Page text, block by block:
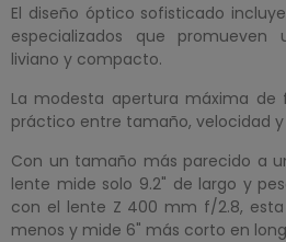
El diseño óptico sofisticado
especializados que
liviano y compacto.
La modesta apertura máxima de
práctico entre tamaño, velocidad y
Con un tamaño más parecido a
lente mide solo 9.2" de largo y
con el lente Z 400 mm f/2.8,
menos y mide 6" más corto en